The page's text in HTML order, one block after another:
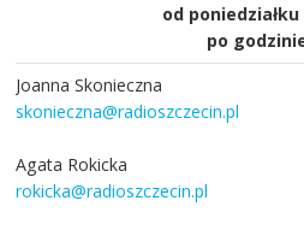
od
po
Joanna Skonieczna
skonieczna@radioszczecin.pl
Agata Rokicka
rokicka@radioszczecin.pl